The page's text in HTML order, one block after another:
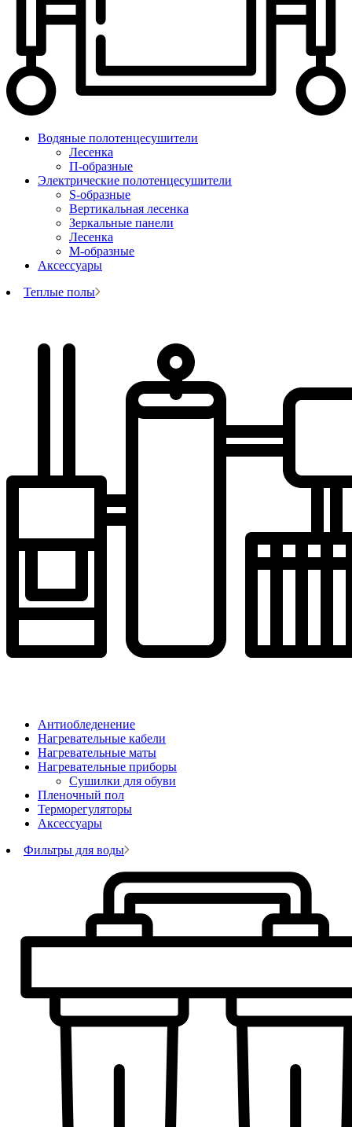
Водяные полотенцесушители
Лесенка
П-образные
Электрические полотенцесушители
S-образные
Вертикальная лесенка
Зеркальные панели
Лесенка
М-образные
Аксессуары
Теплые полы
Антиобледенение
Нагревательные кабели
Нагревательные маты
Нагревательные приборы
Сушилки для обуви
Пленочный пол
Терморегуляторы
Аксессуары
Фильтры для воды